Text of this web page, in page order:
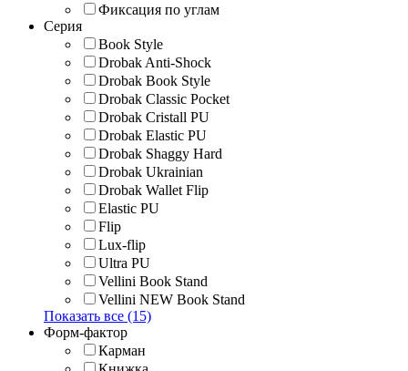
Фиксация по углам
Серия
Book Style
Drobak Anti-Shock
Drobak Book Style
Drobak Classic Pocket
Drobak Cristall PU
Drobak Elastic PU
Drobak Shaggy Hard
Drobak Ukrainian
Drobak Wallet Flip
Elastic PU
Flip
Lux-flip
Ultra PU
Vellini Book Stand
Vellini NEW Book Stand
Показать все (15)
Форм-фактор
Карман